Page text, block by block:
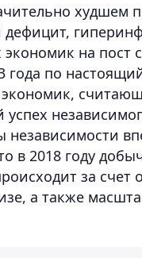
на пост
по
в 2018 году
за
а также